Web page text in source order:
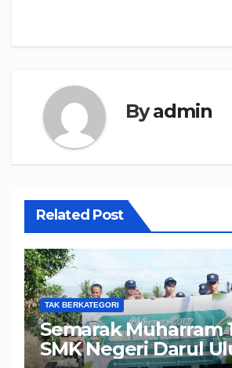
Byadmin
Related Post
TAK BERKATEGORI
Semarak Muharram
SMK Negeri Darul